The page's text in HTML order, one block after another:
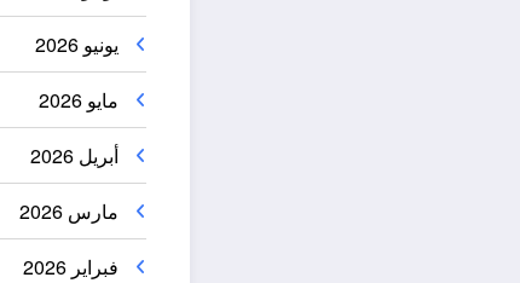
يونيو 2026
مايو 2026
أبريل 2026
مارس 2026
فبراير 2026